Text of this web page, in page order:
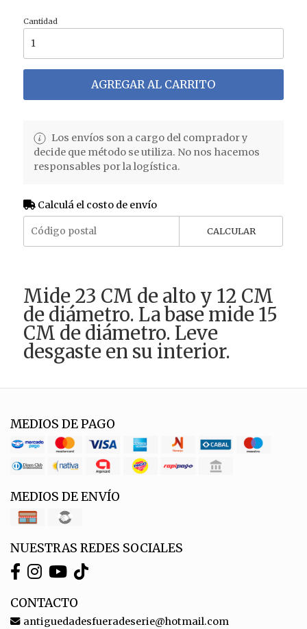
Cantidad
AGREGAR AL CARRITO
Los envíos son a cargo del comprador y
decide que método se utiliza. No nos hacemos
responsables por la logística.
Calculá el costo de envío
CALCULAR
Mide 23 CM de alto y 12 CM
de diámetro. La base mide 15
CM de diámetro. Leve
desgaste en su interior.
MEDIOS DE PAGO
MEDIOS DE ENVÍO
NUESTRAS REDES SOCIALES
CONTACTO
antiguedadesfueradeserie@hotmail.com